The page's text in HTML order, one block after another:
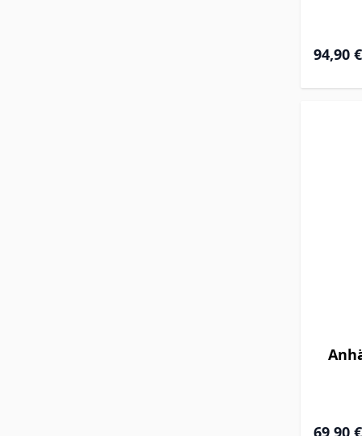
94,90 €
69,90 €